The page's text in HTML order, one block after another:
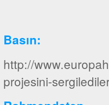
Basın:
http://
projesini-